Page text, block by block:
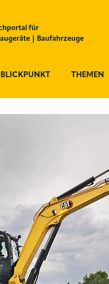
für
| Baufahrzeuge
BLICKPUNKT THEMEN